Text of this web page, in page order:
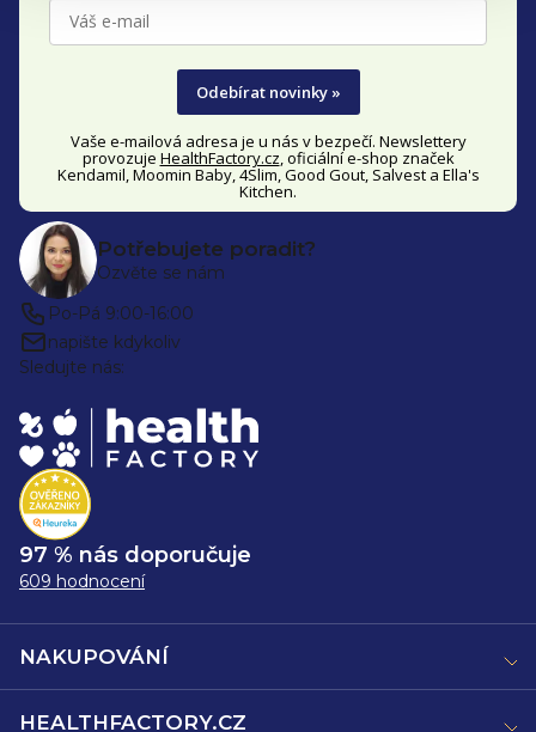
Odebírat novinky »
Vaše e-mailová adresa je u nás v bezpečí. Newslettery
provozuje HealthFactory.cz, oficiálníe-shop značek
Kendamil, Moomin Baby, 4Slim, Good Gout, Salvest a Ella's
Kitchen.
Potřebujete poradit?
Ozvěte se nám
Po-Pá 9:00-16:00
napište kdykoliv
Sledujte nás:
97 % nás doporučuje
609 hodnocení
NAKUPOVÁNÍ
HEALTHFACTORY.CZ